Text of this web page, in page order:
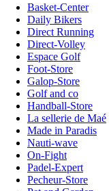
Basket-Center
Daily Bikers
Direct Running
Direct-Volley
Espace Golf
Foot-Store
Galop-Store
Golf and co
Handball-Store
La sellerie de Maé
Made in Paradis
Nauti-wave
On-Fight
Padel-Expert
Pecheur-Store